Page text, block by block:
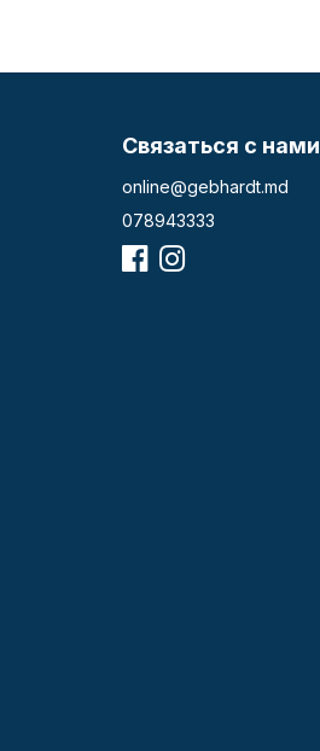
Связаться с нами
online@gebhardt.md
078943333